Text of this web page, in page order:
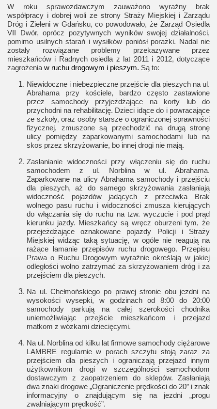
W roku sprawozdawczym zauważono wyraźny brak
współpracy i dobrej woli ze strony Straży Miejskiej i Zarządu
Dróg i Zieleni w Gdańsku, co powodowało, że Zarząd Osiedla
VII Dwór, oprócz pozytywnych wyników swojej działalności,
pomimo usilnych starań i wysiłków poniósł porażki. Nadal nie
zostały rozwiązane problemy przekazywane przez
mieszkańców i Radnych osiedla z lat 2011 i 2012, dotyczące
zagrożeniaw ruchu drogowym i pieszym. Są to:
Niewidoczne i niebezpieczne przejście dla pieszych na ul.
Abrahama przy kościele, bardzo często zastawione
przez samochody przyjeżdżające na korty lub do
przychodni na rehabilitację. Dzieci idące do i powracające
ze szkoły, oraz osoby starsze o ograniczonej sprawności
fizycznej, zmuszone są przechodzić na drugą stronę
ulicy pomiędzy zaparkowanymi samochodami lub na
skos przez skrzyżowanie, bo innej drogi nie mają.
Zasłanianie widoczności przy włączeniu się do ruchu
samochodem z ul. Norblina w ul. Abrahama.
Zaparkowane na ulicy Abrahama samochody i przejściu
dla pieszych, aż do samego skrzyżowania zasłaniają
widoczność pojazdów jadących z przeciwka Brak
wolnego pasu ruchu i widoczności zmusza kierujących
do włączania się do ruchu na tzw. wyczucie i pod prąd
kierunku jazdy. Mieszkańcy są wręcz oburzeni tym, że
przejeżdżające oznakowane pojazdy Policji i Straży
Miejskiej widząc taką sytuację, w ogóle nie reagują na
rażące łamanie przepisów ruchu drogowego. Przepisu
Prawa o Ruchu Drogowym wyraźnie określają w jakiej
odległości wolno zatrzymać za skrzyżowaniem dróg i za
przejściem dla pieszych.
Na ul. Chełmońskiego po prawej stronie obu jezdni na
wysokości wysepki, w godzinach od 8:00 do 20:00
samochody parkują na całej szerokości chodnika
uniemożliwiając przejście mieszkańcom i przejazd
matkom z wózkami dziecięcymi.
Na ul. Norblina od kilku lat firmowe samochody ciężarowe
LAMBRE regularnie w porach szczytu stoją zaraz za
przejściem dla pieszych i ograniczają przejazd innym
użytkownikom drogi w szczególności samochodom
dostawczym z zaopatrzeniem do sklepów. Zasłaniają
dwa znaki drogowe „Ograniczenie prędkości do 20” i znak
informacyjny o znajdującym się na jezdni „progu
zwalniającym prędkość”.